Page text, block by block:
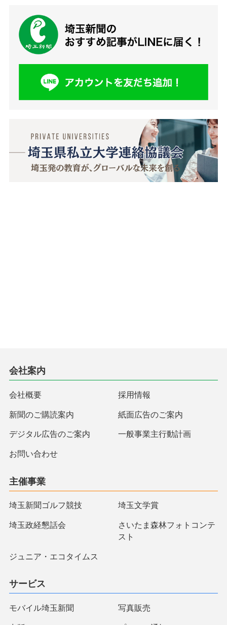
会社案内
会社概要 採用情報
新聞のご購読案内 紙面広告のご案内
デジタル広告のご案内 一般事業主行動計画
お問い合わせ
主催事業
埼玉新聞ゴルフ競技 埼玉文学賞
埼玉政経懇話会
さいたま森林フォトコンテ
スト
ジュニア・エコタイムス
サービス
モバイル埼玉新聞 写真販売